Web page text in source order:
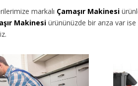
markalı Çamaşır Makinesi
Makinesi ürününüzde bir arıza var